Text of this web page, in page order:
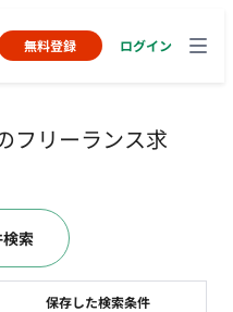
無料登録 ログイン
フリーランス求
保存した検索条件
索